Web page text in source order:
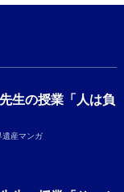
生の授業「人は負
遺産マンガ